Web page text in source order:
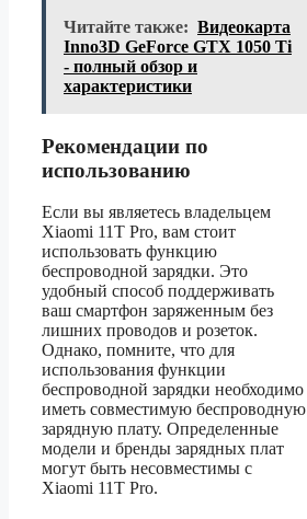
Читайте также: Видеокарта
Inno3D GeForce GTX 1050 Ti
- полный обзор и
характеристики
Рекомендации по
использованию
Если вы являетесь владельцем
Xiaomi 11T Pro, вам стоит
использовать функцию
беспроводной зарядки. Это
удобный способ поддерживать
ваш смартфон заряженным без
лишних проводов и розеток.
Однако, помните, что для
использования функции
беспроводной зарядки необходимо
иметь совместимую беспроводную
зарядную плату. Определенные
модели и бренды зарядных плат
могут быть несовместимы с
Xiaomi 11T Pro.